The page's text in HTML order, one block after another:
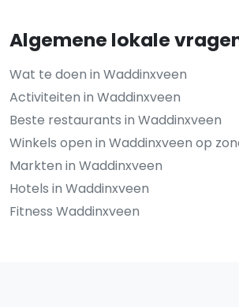
Algemene lokale
Wat te doen in Waddinxveen
Activiteiten in Waddinxveen
Beste restaurants in Waddinxveen
Winkels open in Waddinxveen op
Markten in Waddinxveen
Hotels in Waddinxveen
Fitness Waddinxveen